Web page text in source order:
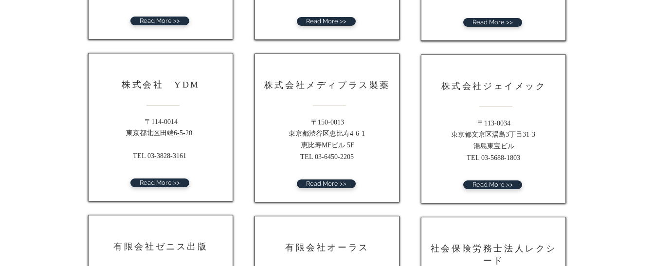
Read More >>
株式会社 YDM
〒114-0014
東京都北区田端6-5-20
TEL 03-3828-3161
Read More >>
有限会社ゼニス出版
Read More >>
株式会社メディプラス製薬
〒150-0013
東京都渋谷区恵比寿4-6-1
恵比寿MFビル 5F
TEL 03-6450-2205
Read More >>
有限会社オーラス
Read More >>
株式会社ジェイメック
〒113-0034
東京都文京区湯島3丁目31-3
湯島東宝ビル
TEL 03-5688-1803
Read More >>
社会保険労務士法人レクシ
ード